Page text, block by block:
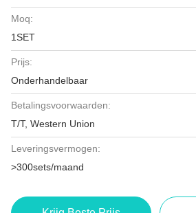
Moq:
1SET
Prijs:
Onderhandelbaar
Betalingsvoorwaarden:
T/T, Western Union
Leveringsvermogen:
>300sets/maand